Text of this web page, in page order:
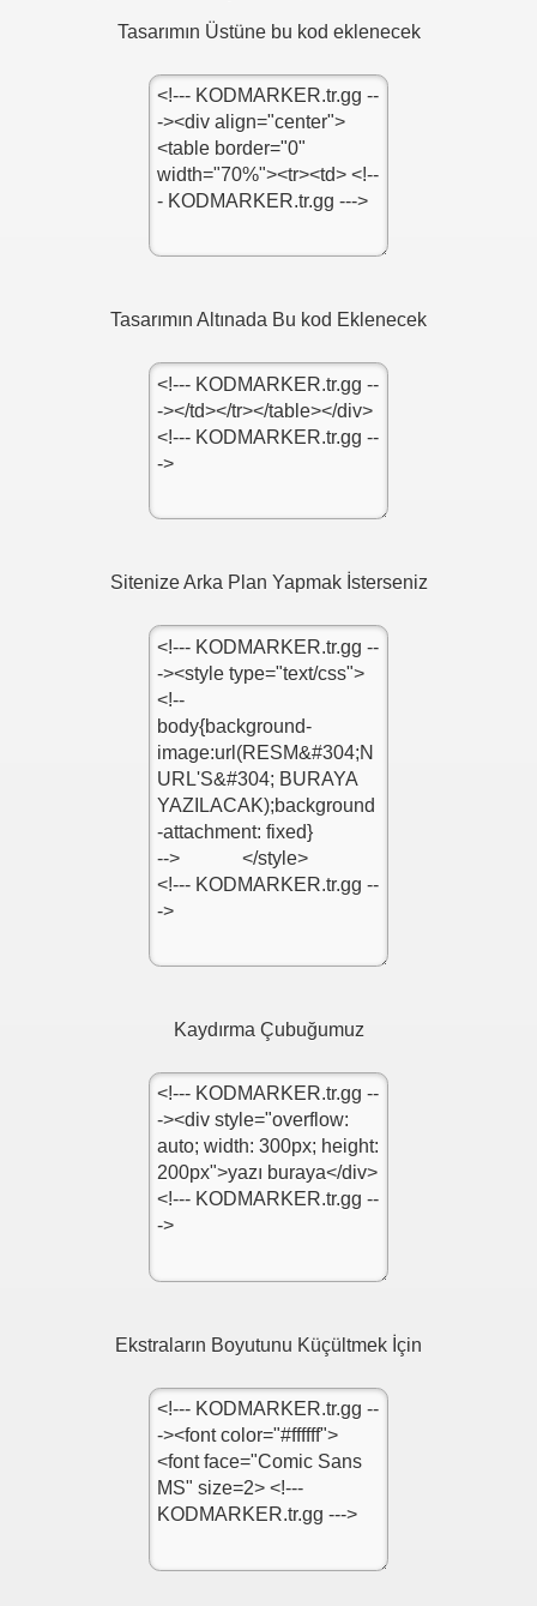
Tasarımın Üstüne bu kod eklenecek
Tasarımın Altınada Bu kod Eklenecek
Sitenize Arka Plan Yapmak İsterseniz
Kaydırma Çubuğumuz
Ekstraların Boyutunu Küçültmek İçin